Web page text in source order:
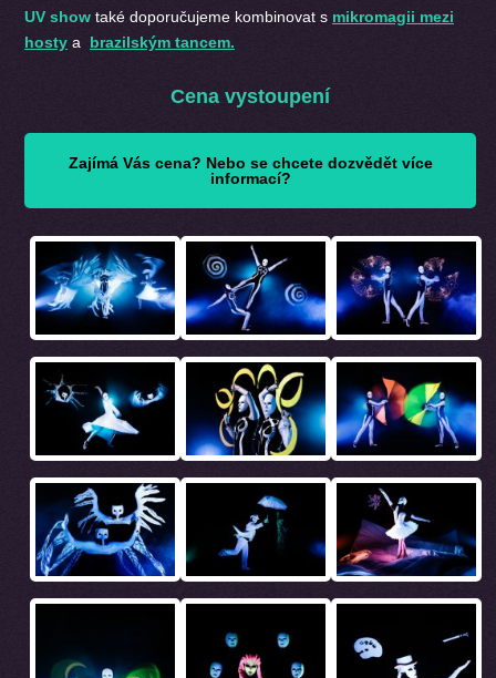
UV show také doporučujeme kombinovat s mikromagii mezi
hosty a brazilským tancem.
Cena vystoupení
Zajímá Vás cena? Nebo se chcete dozvědět více
informací?